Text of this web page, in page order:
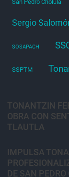
San Pedro Cholula
Sergio
SOSAPACH
SSPTM
TONANTZIN
OBRA CON
TLAUTLA
IMPULSA
DE SAN